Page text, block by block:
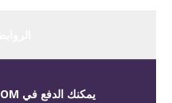
يمكنك الدفع في H REWARDS.COM باستخدام: